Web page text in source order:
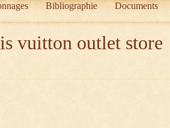
Bibliographie Documents
vuitton outlet store